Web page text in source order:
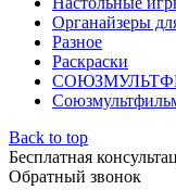
Органайзеры
Разное
Раскраски
Back to top
Бесплатная
Обратный звонок